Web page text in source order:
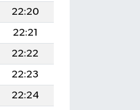
22:20
22:21
22:22
22:23
22:24